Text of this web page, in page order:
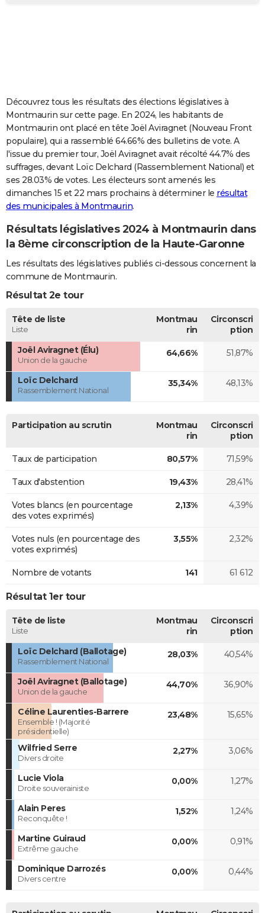
Carte de Noël
Carte Bonne année
Carte Saint-Valentin
Carte Pâques
Carte d'anniversaire
DICTIONNAIRE
Dictionnaire
Biographies
Citations
Expressions
Proverbes
COPAINS D'AVANT
S'inscrire
Se connecter
Lycées
Collèges
Primaires
Universités
Entreprises
Service militaire
Avis de recherche
AVIS DE DÉCÈS
FORUM
Bricolage
Lifestyle
Culture
Sport
Auto
Television
Voyage
Cinema
Découvrez tous les résultats des élections législatives à
Montmaurin sur cette page. En 2024, les habitants de
Montmaurin ont placé en tête Joël Aviragnet (Nouveau Front
populaire), qui a rassemblé 64.66% des bulletins de vote. A
l'issue du premier tour, Joël Aviragnet avait récolté 44.7% des
suffrages, devant Loïc Delchard (Rassemblement National) et
ses 28.03% de votes. Les électeurs sont amenés les
dimanches 15 et 22 mars prochains à déterminer le résultat
des municipales à Montmaurin.
Résultats législatives 2024 à Montmaurin dans
la 8ème circonscription de la Haute-Garonne
Les résultats des législatives publiés ci-dessous concernent la
commune de Montmaurin.
Résultat 2e tour
Tête de liste
Liste
Montmau
rin
Circonscri
ption
Joël Aviragnet (Élu)
Union de la gauche
64,66% 51,87%
Loïc Delchard
Rassemblement National
35,34% 48,13%
Participation au scrutin
Montmau
rin
Circonscri
ption
Taux de participation 80,57% 71,59%
Taux d'abstention 19,43% 28,41%
Votes blancs (en pourcentage
des votes exprimés)
2,13% 4,39%
Votes nuls (en pourcentage des
votes exprimés)
3,55% 2,32%
Nombre de votants 141 61 612
Résultat 1er tour
Tête de liste
Liste
Montmau
rin
Circonscri
ption
Loïc Delchard (Ballotage)
Rassemblement National
28,03% 40,54%
Joël Aviragnet (Ballotage)
Union de la gauche
44,70% 36,90%
Céline Laurenties-Barrere
Ensemble ! (Majorité
présidentielle)
23,48% 15,65%
Wilfried Serre
Divers droite
2,27% 3,06%
Lucie Viola
Droite souverainiste
0,00% 1,27%
Alain Peres
Reconquête !
1,52% 1,24%
Martine Guiraud
Extrême gauche
0,00% 0,91%
Dominique Darrozés
Divers centre
0,00% 0,44%